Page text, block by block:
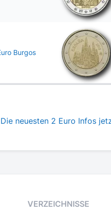
Burgos
Die neuesten 2 Euro Infos
VERZEICHNISSE